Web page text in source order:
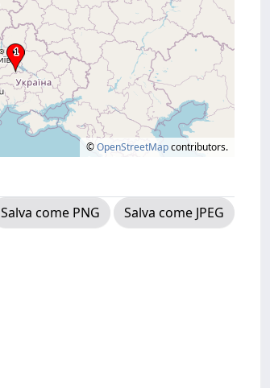
©OpenStreetMapcontributors.
Salva come PNG
Salva come JPEG